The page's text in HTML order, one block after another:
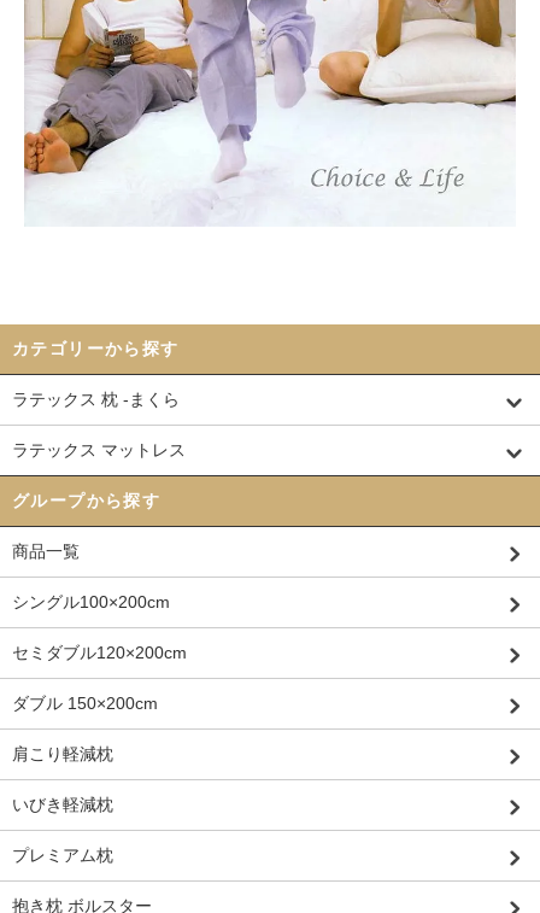
カテゴリーから探す
ラテックス 枕 -まくら
ラテックス マットレス
グループから探す
商品一覧
シングル100×200cm
セミダブル120×200cm
ダブル 150×200cm
肩こり軽減枕
いびき軽減枕
プレミアム枕
抱き枕 ボルスター